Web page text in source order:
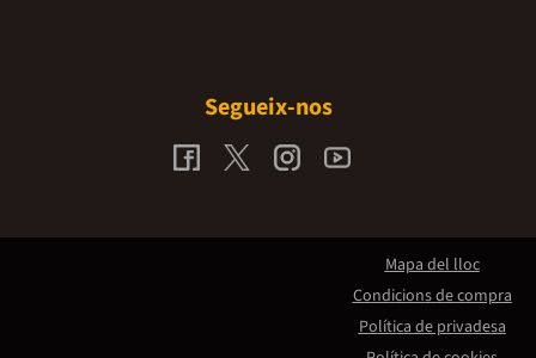
Segueix-nos
Mapa del lloc
Condicions de compra
Política de privadesa